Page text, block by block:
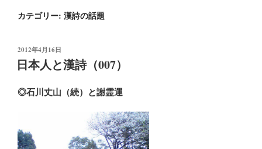
カテゴリー: 漢詩の話題
投
稿
日:
2012年4月16日
日本人と漢詩（007）
◎石川丈山（続）と謝霊運